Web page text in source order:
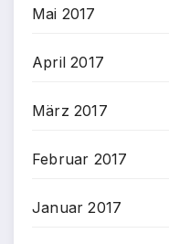
Mai 2017
April 2017
März 2017
Februar 2017
Januar 2017